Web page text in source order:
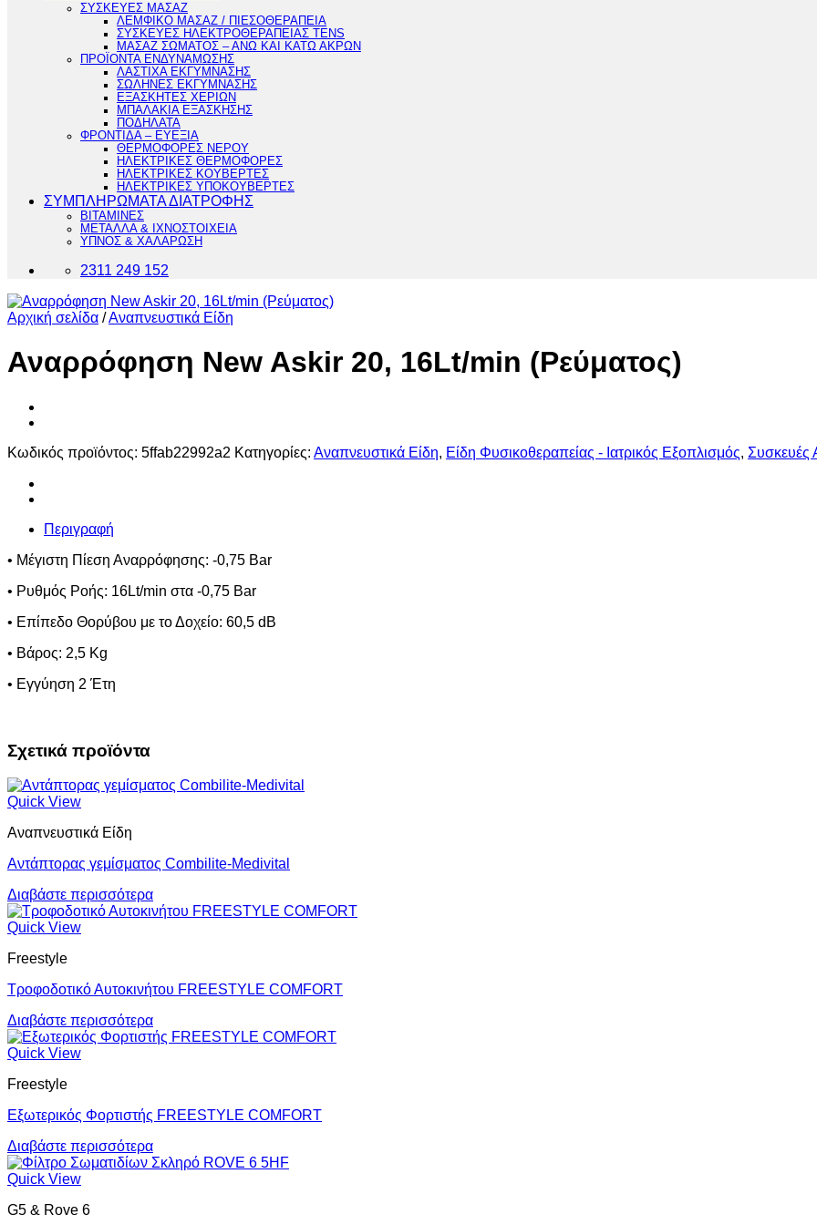
ΣΥΣΚΕΥΕΣ ΜΑΣΑΖ
ΛΕΜΦΙΚΟ ΜΑΣΑΖ / ΠΙΕΣΟΘΕΡΑΠΕΙΑ
ΣΥΣΚΕΥΕΣ ΗΛΕΚΤΡΟΘΕΡΑΠΕΙΑΣ TENS
ΜΑΣΑΖ ΣΩΜΑΤΟΣ – ΑΝΩ ΚΑΙ ΚΑΤΩ ΑΚΡΩΝ
ΠΡΟΪΟΝΤΑ ΕΝΔΥΝΑΜΩΣΗΣ
ΛΑΣΤΙΧΑ ΕΚΓΥΜΝΑΣΗΣ
ΣΩΛΗΝΕΣ ΕΚΓΥΜΝΑΣΗΣ
ΕΞΑΣΚΗΤΕΣ ΧΕΡΙΩΝ
ΜΠΑΛΑΚΙΑ ΕΞΑΣΚΗΣΗΣ
ΠΟΔΗΛΑΤΑ
ΦΡΟΝΤΙΔΑ – ΕΥΕΞΙΑ
ΘΕΡΜΟΦΟΡΕΣ ΝΕΡΟΥ
ΗΛΕΚΤΡΙΚΕΣ ΘΕΡΜΟΦΟΡΕΣ
ΗΛΕΚΤΡΙΚΕΣ ΚΟΥΒΕΡΤΕΣ
ΗΛΕΚΤΡΙΚΕΣ ΥΠΟΚΟΥΒΕΡΤΕΣ
ΣΥΜΠΛΗΡΩΜΑΤΑ ΔΙΑΤΡΟΦΗΣ
ΒΙΤΑΜΙΝΕΣ
ΜΕΤΑΛΛΑ & ΙΧΝΟΣΤΟΙΧΕΙΑ
ΥΠΝΟΣ & ΧΑΛΑΡΩΣΗ
2311 249 152
Αρχική σελίδα /Αναπνευστικά Είδη
Αναρρόφηση New Askir 20, 16Lt/min (Ρεύματος)
Κωδικός προϊόντος: 5ffab22992a2 Κατηγορίες: Αναπνευστικά Είδη, Είδη Φυσικοθεραπείας - Ιατρικός Εξοπλισμός, Συσκευές
Περιγραφή
• Μέγιστη Πίεση Αναρρόφησης: -0,75 Bar
• Ρυθμός Ροής: 16Lt/min στα -0,75 Bar
• Επίπεδο Θορύβου με το Δοχείο: 60,5 dB
• Βάρος: 2,5 Kg
• Εγγύηση 2 Έτη
Σχετικά προϊόντα
Quick View
Αναπνευστικά Είδη
Αντάπτορας γεμίσματος Combilite-Medivital
Διαβάστε περισσότερα
Quick View
Freestyle
Τροφοδοτικό Αυτοκινήτου FREESTYLE COMFORT
Διαβάστε περισσότερα
Quick View
Freestyle
Εξωτερικός Φορτιστής FREESTYLE COMFORT
Διαβάστε περισσότερα
Quick View
G5 & Rove 6